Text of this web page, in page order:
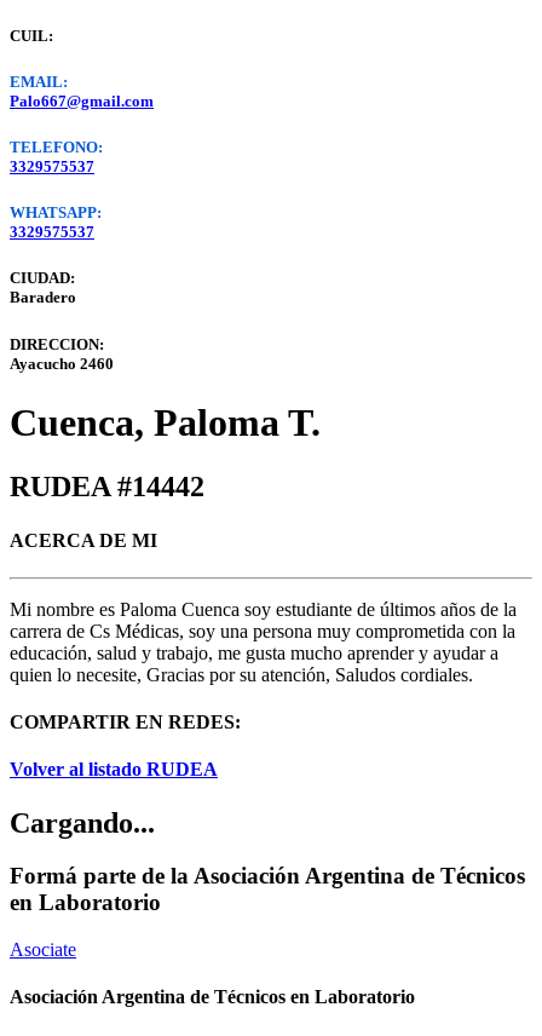
CUIL:
EMAIL:
Palo667@gmail.com
TELEFONO:
3329575537
WHATSAPP:
3329575537
CIUDAD:
Baradero
DIRECCION:
Ayacucho 2460
Cuenca, Paloma T.
RUDEA #14442
ACERCA DE MI
Mi nombre es Paloma Cuenca soy estudiante de últimos años de la
carrera de Cs Médicas, soy una persona muy comprometida con la
educación, salud y trabajo, me gusta mucho aprender y ayudar a
quien lo necesite, Gracias por su atención, Saludos cordiales.
COMPARTIR EN REDES:
Volver al listado RUDEA
Cargando...
Formá parte de la Asociación Argentina de Técnicos
en Laboratorio
Asociate
Asociación Argentina de Técnicos en Laboratorio